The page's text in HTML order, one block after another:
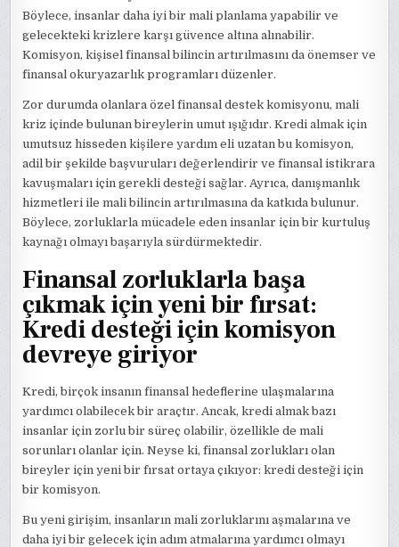
Böylece, insanlar daha iyi bir mali planlama yapabilir ve
gelecekteki krizlere karşı güvence altına alınabilir.
Komisyon, kişisel finansal bilincin artırılmasını da önemser ve
finansal okuryazarlık programları düzenler.
Zor durumda olanlara özel finansal destek komisyonu, mali
kriz içinde bulunan bireylerin umut ışığıdır. Kredi almak için
umutsuz hisseden kişilere yardım eli uzatan bu komisyon,
adil bir şekilde başvuruları değerlendirir ve finansal istikrara
kavuşmaları için gerekli desteği sağlar. Ayrıca, danışmanlık
hizmetleri ile mali bilincin artırılmasına da katkıda bulunur.
Böylece, zorluklarla mücadele eden insanlar için bir kurtuluş
kaynağı olmayı başarıyla sürdürmektedir.
Finansal zorluklarla başa
çıkmak için yeni bir fırsat:
Kredi desteği için komisyon
devreye giriyor
Kredi, birçok insanın finansal hedeflerine ulaşmalarına
yardımcı olabilecek bir araçtır. Ancak, kredi almak bazı
insanlar için zorlu bir süreç olabilir, özellikle de mali
sorunları olanlar için. Neyse ki, finansal zorlukları olan
bireyler için yeni bir fırsat ortaya çıkıyor: kredi desteği için
bir komisyon.
Bu yeni girişim, insanların mali zorluklarını aşmalarına ve
daha iyi bir gelecek için adım atmalarına yardımcı olmayı